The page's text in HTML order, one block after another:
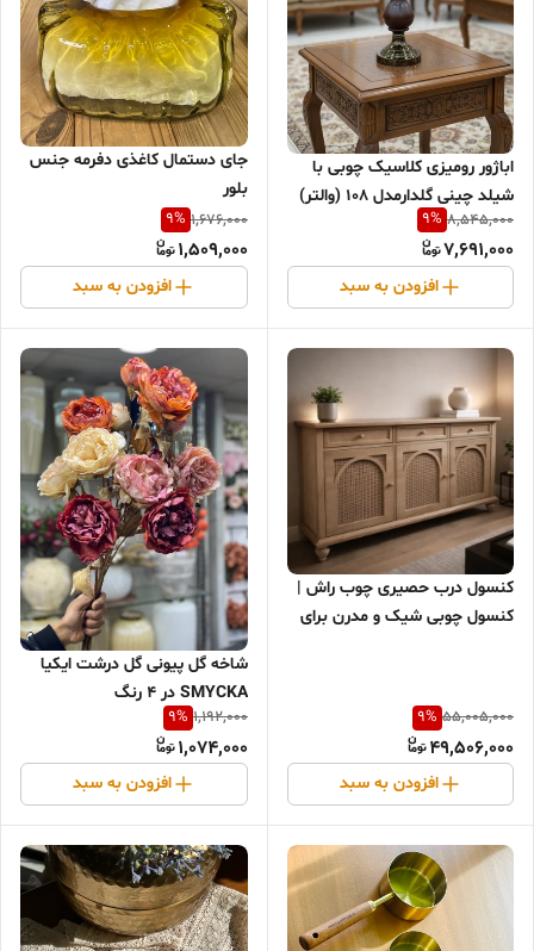
اباژور رومیزی کلاسیک چوبی با
شیلد چینی گلدارمدل ۱۰۸ (والتر)
8,545,000
9%
7,691,000
افزودن به سبد
جای دستمال کاغذی دفرمه جنس
بلور
1,676,000
9%
1,509,000
افزودن به سبد
کنسول درب حصیری چوب راش |
کنسول چوبی شیک و مدرن برای
55,005,000
9%
49,506,000
افزودن به سبد
شاخه گل پیونی گل درشت ایکیا
SMYCKA در ۴ رنگ
1,192,000
9%
1,074,000
افزودن به سبد